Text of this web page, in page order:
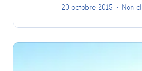
20 octobre 2015 Non